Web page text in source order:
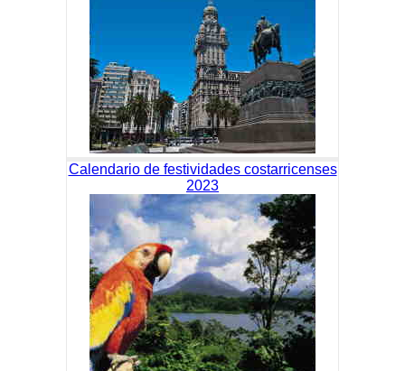
Calendario de festividades costarricenses
2023